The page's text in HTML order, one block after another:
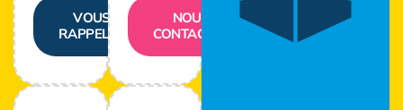
VOUS
RAPPELER
NOUS
CONTACTER